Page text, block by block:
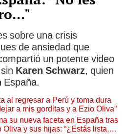
sobre una crisis
de ansiedad que
un potente video
Karen Schwarz, quien
España.
al regresar a Perú y toma dura
a mis gorditas y a Ezio Oliva”
su nueva faceta en España tras
y sus hijas: “¿Estás lista,